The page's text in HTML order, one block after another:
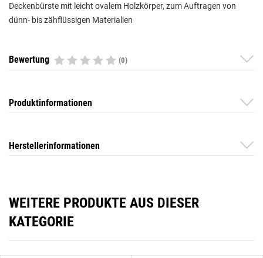
Deckenbürste mit leicht ovalem Holzkörper, zum Auftragen von
dünn- bis zähflüssigen Materialien
Bewertung (0)
Produktinformationen
Herstellerinformationen
WEITERE PRODUKTE AUS DIESER
KATEGORIE